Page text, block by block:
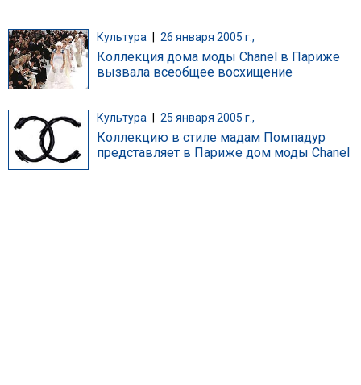
Культура 26 января 2005 г.,
Коллекция дома моды Chanel в Париже
вызвала всеобщее восхищение
Культура 25 января 2005 г.,
Коллекцию в стиле мадам Помпадур
представляет в Париже дом моды Chanel